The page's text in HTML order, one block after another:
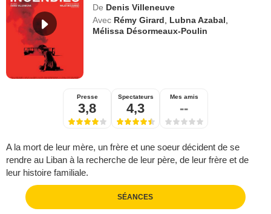
De Denis Villeneuve
Avec Rémy Girard Lubna Azabal
Mélissa Désormeaux-Poulin
Presse
3,8
Spectateurs
4,3
Mes amis
--
A la mort de leur mère, un frère et une soeur décident de se
rendre au Liban à la recherche de leur père, de leur frère et de
leur histoire familiale.
SÉANCES